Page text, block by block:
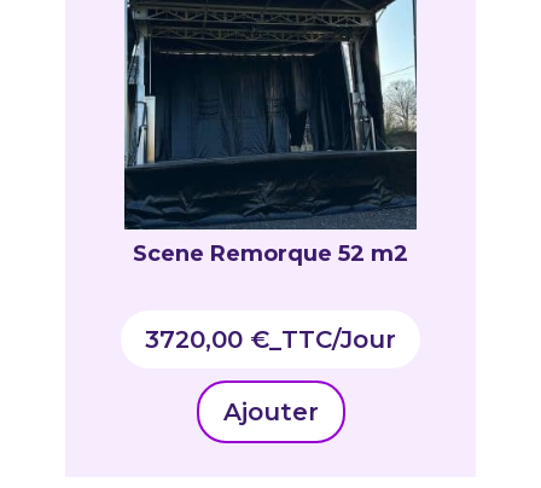
Scene Remorque 52 m2
3720,00 €_TTC
Ajouter